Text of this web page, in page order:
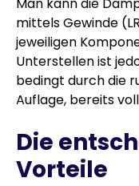
mittels Gewinde
jeweiligen
Unterstellen ist
bedingt durch die
Auflage, bereits
Die
Vorteile